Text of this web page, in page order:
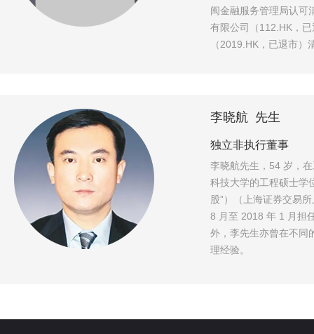
闽金融服务管理局认可
有限公司（112.HK，
（2019.HK，已退市
李晓航 先生
独立非执行董事
李晓航先生，54 岁，
科技大学的工程硕士学
股”）（上海证券交易
8 月至 2018 年 1 月担
外，李先生亦曾在不同
理经验。